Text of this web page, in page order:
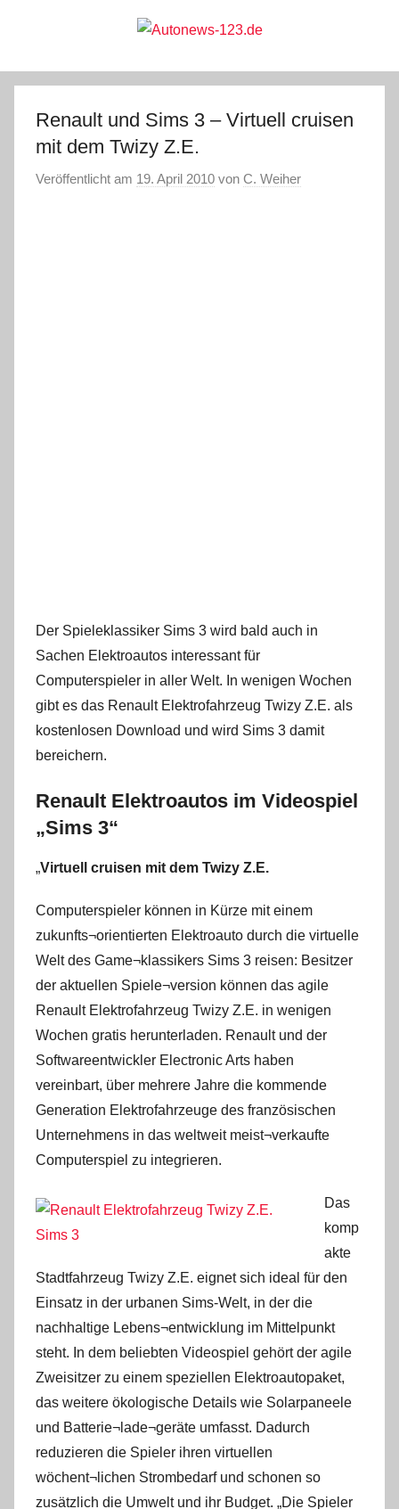
Autonews-
123.de
Renault und Sims 3 – Virtuell cruisen
mit dem Twizy Z.E.
Veröffentlicht am 19. April 2010 von C. Weiher
Der Spieleklassiker Sims 3 wird bald auch in
Sachen Elektroautos interessant für
Computerspieler in aller Welt. In wenigen Wochen
gibt es das Renault Elektrofahrzeug Twizy Z.E. als
kostenlosen Download und wird Sims 3 damit
bereichern.
Renault Elektroautos im Videospiel
„Sims 3“
„Virtuell cruisen mit dem Twizy Z.E.
Computerspieler können in Kürze mit einem
zukunfts¬orientierten Elektroauto durch die virtuelle
Welt des Game¬klassikers Sims 3 reisen: Besitzer
der aktuellen Spiele¬version können das agile
Renault Elektrofahrzeug Twizy Z.E. in wenigen
Wochen gratis herunterladen. Renault und der
Softwareentwickler Electronic Arts haben
vereinbart, über mehrere Jahre die kommende
Generation Elektrofahrzeuge des französischen
Unternehmens in das weltweit meist¬verkaufte
Computerspiel zu integrieren.
Das
komp
akte
Stadtfahrzeug Twizy Z.E. eignet sich ideal für den
Einsatz in der urbanen Sims-Welt, in der die
nachhaltige Lebens¬entwicklung im Mittelpunkt
steht. In dem beliebten Videospiel gehört der agile
Zweisitzer zu einem speziellen Elektroautopaket,
das weitere ökologische Details wie Solarpaneele
und Batterie¬lade¬geräte umfasst. Dadurch
reduzieren die Spieler ihren virtuellen
wöchent¬lichen Strombedarf und schonen so
zusätzlich die Umwelt und ihr Budget. „Die Spieler